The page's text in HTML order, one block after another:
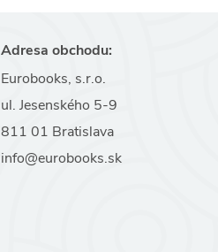
Adresa obchodu:
Eurobooks, s.r.o.
ul. Jesenského 5-9
811 01 Bratislava
info@eurobooks.sk